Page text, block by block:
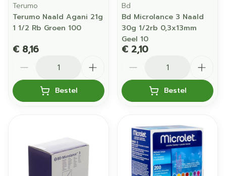
Terumo
Terumo Naald Agani 21g
1 1/2 Rb Groen 100
€ 8,16
Bestel
Bd
Bd Microlance 3 Naald
30g 1/2rb 0,3x13mm
Geel 10
€ 2,10
Bestel